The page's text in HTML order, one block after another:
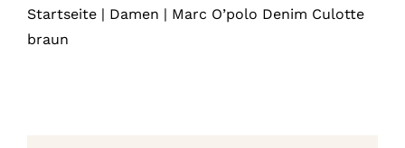
Startseite| Damen | Marc O’polo Denim Culotte
braun